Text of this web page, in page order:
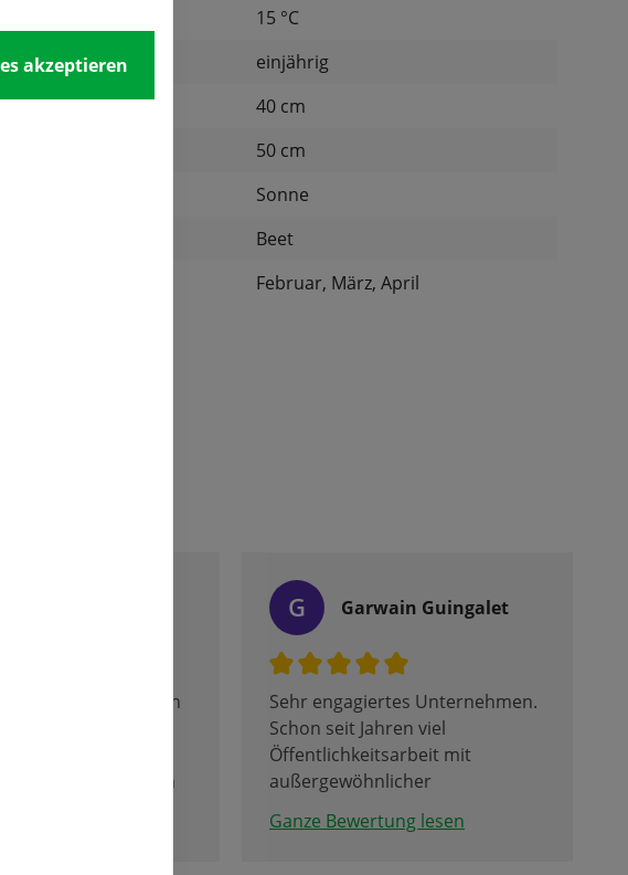
15 °C
Kulturdauer:
einjährig
Pflanzabstand:
40 cm
50 cm
Sonne
Beet
Februar, März, April
vielen Jahren Kundin
Die Mitarbeitenden
G Garwain Guingalet
Sehr engagiertes Unternehmen.
Schon seit Jahren viel
Öffentlichkeitsarbeit mit
außergewöhnlicher
Kundenorientierung. Das hat
sich bis weit über die
Ganze Bewertung lesen
akzeptieren